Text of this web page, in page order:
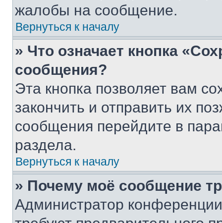
жалобы на сообщение.
Вернуться к началу
» Что означает кнопка
сообщения?
Эта кнопка позволяет вам
закончить и отправить их
сообщения перейдите в
раздела.
Вернуться к началу
» Почему моё сообщение
Администратор